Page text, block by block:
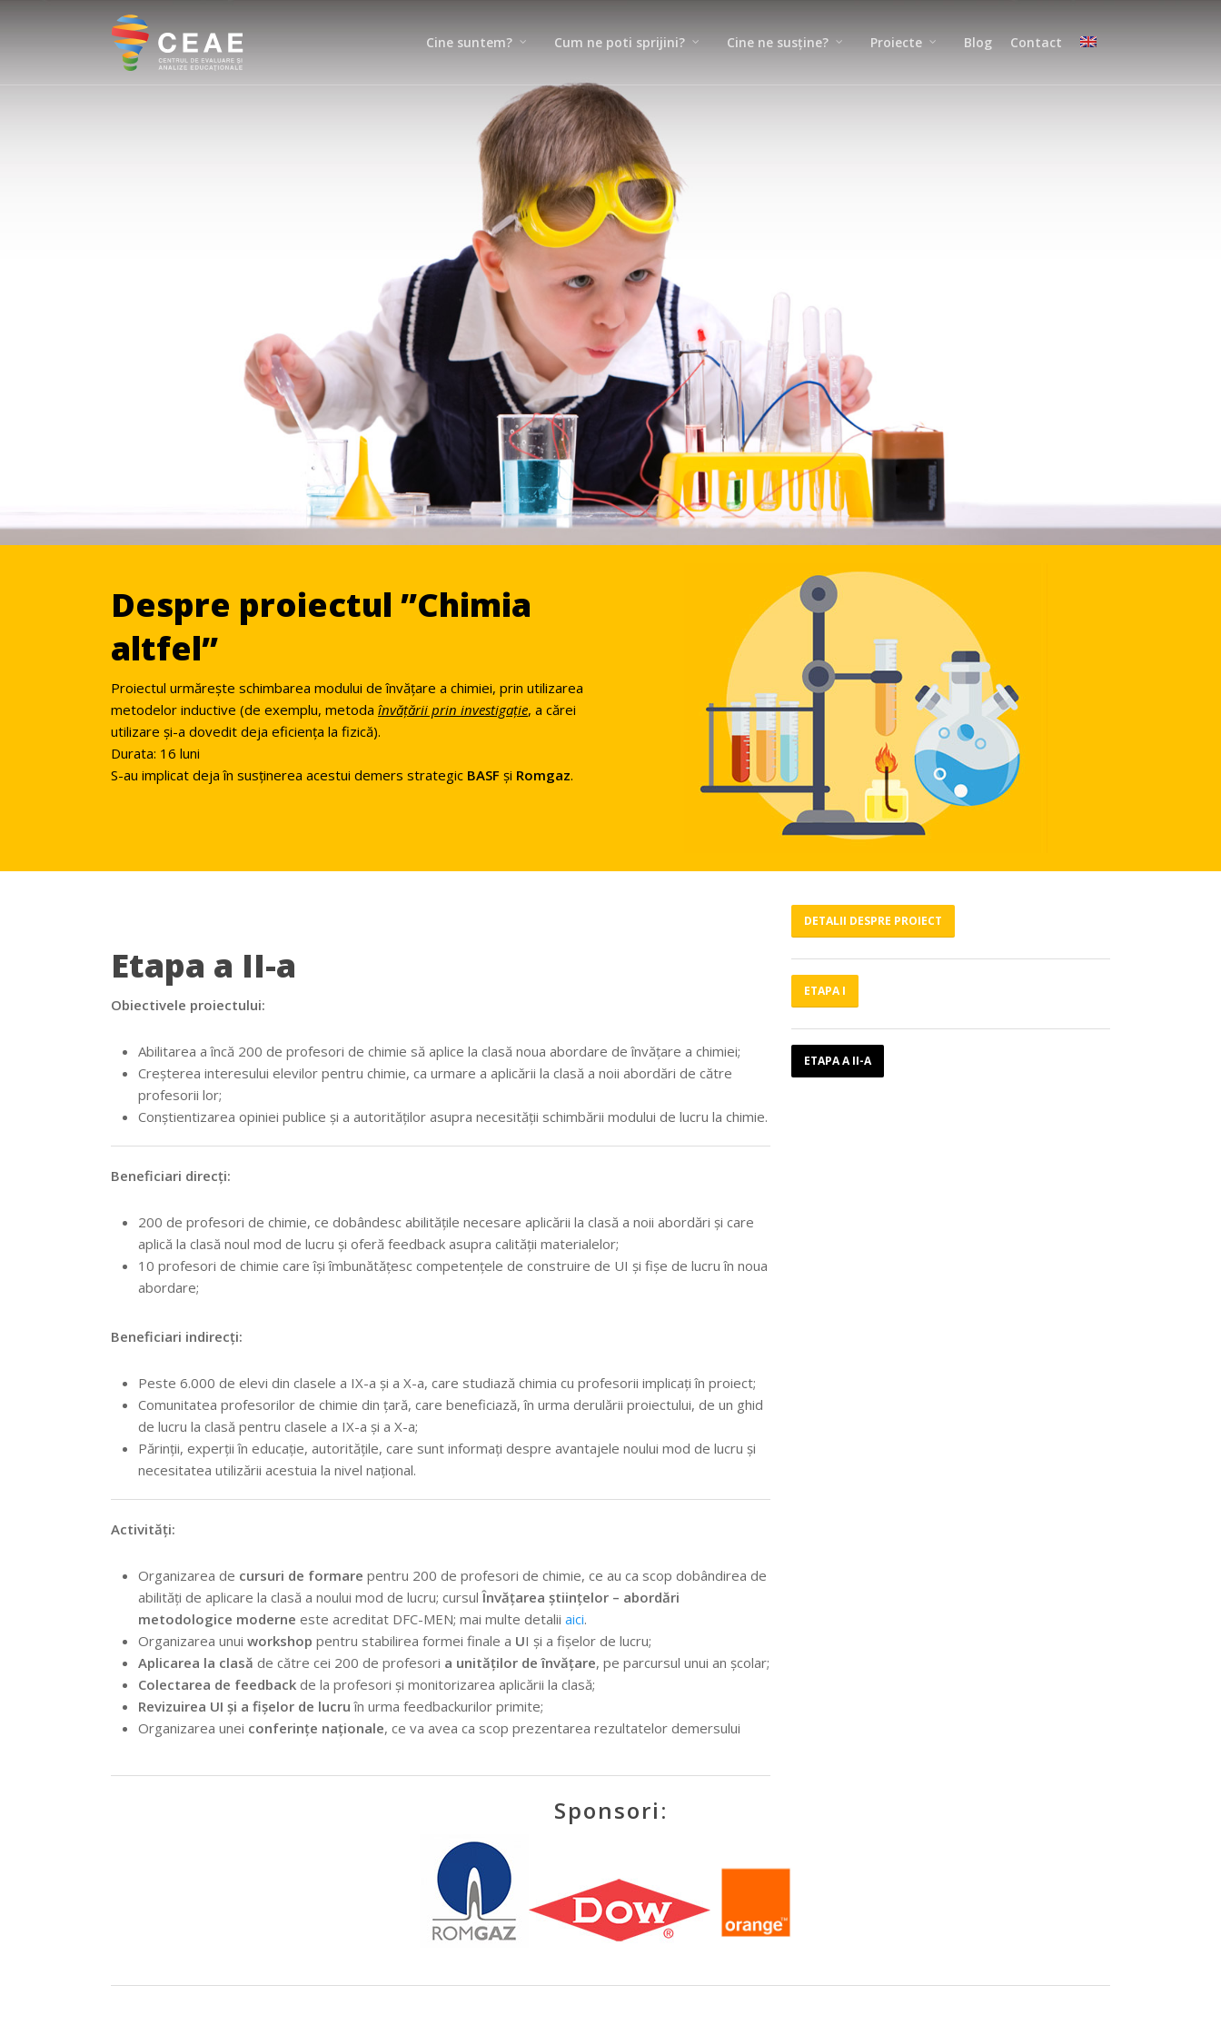
Cine suntem? Cum ne poti sprijini? Cine ne susține? Proiecte Blog Contact
Despre proiectul ”Chimia
altfel”
Proiectul urmărește schimbarea modului de învățare a chimiei, prin utilizarea
metodelor inductive (de exemplu, metoda învățării prin investigație, a cărei
utilizare și-a dovedit deja eficiența la fizică).
Durata: 16 luni
S-au implicat deja în susținerea acestui demers strategic BASF și Romgaz.
Etapa a II-a
Obiectivele proiectului:
Abilitarea a încă 200 de profesori de chimie să aplice la clasă noua abordare de învățare a chimiei;
Creșterea interesului elevilor pentru chimie, ca urmare a aplicării la clasă a noii abordări de către
profesorii lor;
Conștientizarea opiniei publice și a autorităților asupra necesității schimbării modului de lucru la chimie.
Beneficiari direcți:
200 de profesori de chimie, ce dobândesc abilitățile necesare aplicării la clasă a noii abordări și care
aplică la clasă noul mod de lucru și oferă feedback asupra calității materialelor;
10 profesori de chimie care își îmbunătățesc competențele de construire de UI și fișe de lucru în noua
abordare;
Beneficiari indirecți:
Peste 6.000 de elevi din clasele a IX-a și a X-a, care studiază chimia cu profesorii implicați în proiect;
Comunitatea profesorilor de chimie din țară, care beneficiază, în urma derulării proiectului, de un ghid
de lucru la clasă pentru clasele a IX-a și a X-a;
Părinții, experții în educație, autoritățile, care sunt informați despre avantajele noului mod de lucru și
necesitatea utilizării acestuia la nivel național.
Activități:
Organizarea de cursuri de formare pentru 200 de profesori de chimie, ce au ca scop dobândirea de
abilități de aplicare la clasă a noului mod de lucru; cursulÎnvățarea științelor – abordări
metodologice moderne este acreditat DFC-MEN; mai multe detalii aici.
Organizarea unui workshop pentru stabilirea formei finale a UI și a fișelor de lucru;
Aplicarea la clasă de către cei 200 de profesori a unităților de învățare, pe parcursul unui an școlar;
Colectarea de feedback de la profesori și monitorizarea aplicării la clasă;
Revizuirea UI și a fișelor de lucru în urma feedbackurilor primite;
Organizarea unei conferințe naționale, ce va avea ca scop prezentarea rezultatelor demersului
DETALII DESPRE PROIECT
ETAPA I
ETAPA A II-A
Sponsori: